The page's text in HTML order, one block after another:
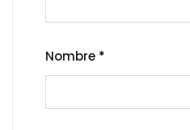
Nombre *